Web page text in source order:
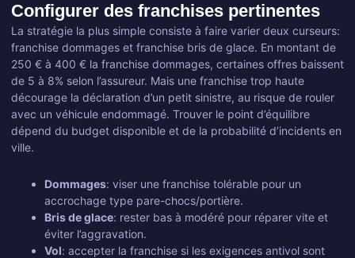
Configurer des franchises pertinentes
La stratégie la plus simple consiste à faire varier deux curseurs:
franchise dommages et franchise bris de glace. En montant de
250 € à 400 € la franchise dommages, certaines offres baissent
de 5 à 8% selon l’assureur. Mais une franchise trop haute
décourage la déclaration d’un petit sinistre, au risque de rouler
avec un véhicule endommagé. Trouver le point d’équilibre
dépend du budget disponible et de la probabilité d’incidents en
ville.
Dommages: viser une franchise tolérable pour un
accrochage type pare-chocs/portière.
Bris de glace: rester bas à modéré pour réparer vite et
éviter l’aggravation.
Vol: accepter la franchise si les exigences antivol sont